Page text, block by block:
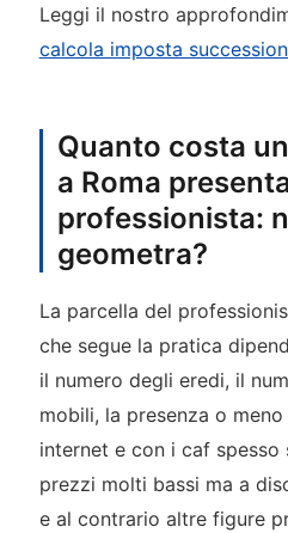
Leggi il nostro
calcola imposta
Quanto costa
a Roma
professionista:
geometra?
La parcella del
che segue la pratica
il numero degli eredi, il
mobili, la presenza o
internet e con i caf spesso
prezzi molti bassi ma a
e al contrario altre figure